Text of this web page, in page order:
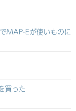
MAP-Eが使いものに
買った